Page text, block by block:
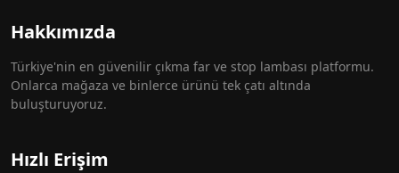
Hakkımızda
Türkiye'nin en güvenilir çıkma far ve stop lambası platformu.
Onlarca mağaza ve binlerce ürünü tek çatı altında
buluşturuyoruz.
Hızlı Erişim